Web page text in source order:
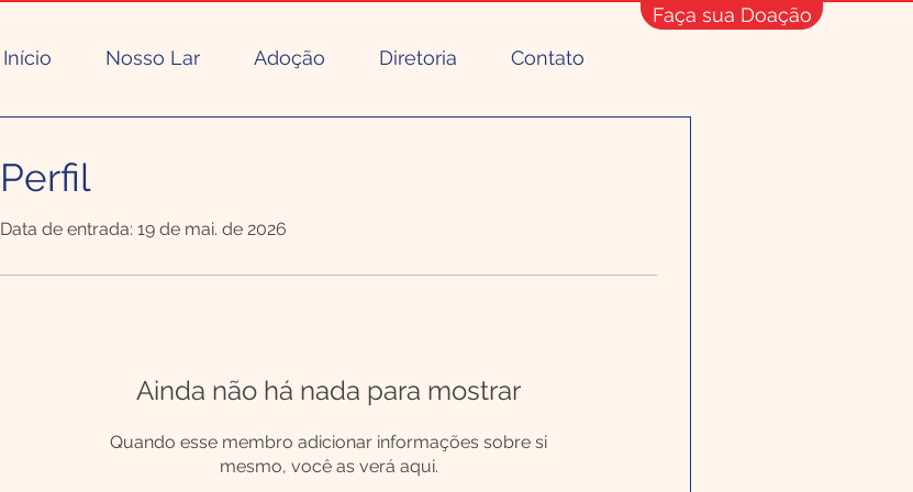
Faça sua Doação
Início
Nosso Lar Adoção Diretoria Contato
Perfil
Data de entrada: 19 de mai. de 2026
Ainda não há nada para mostrar
Quando esse membro adicionar informações sobre si
mesmo, você as verá aqui.